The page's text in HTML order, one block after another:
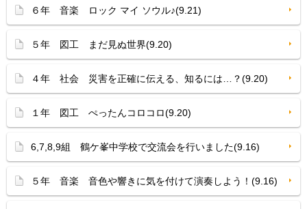
６年 音楽 ロック マイ ソウル♪(9.21)
５年 図工 まだ見ぬ世界(9.20)
４年 社会 災害を正確に伝える、知るには…？(9.20)
１年 図工 ぺったんコロコロ(9.20)
6,7,8,9組 鶴ケ峯中学校で交流会を行いました(9.16)
５年 音楽 音色や響きに気を付けて演奏しよう！(9.16)